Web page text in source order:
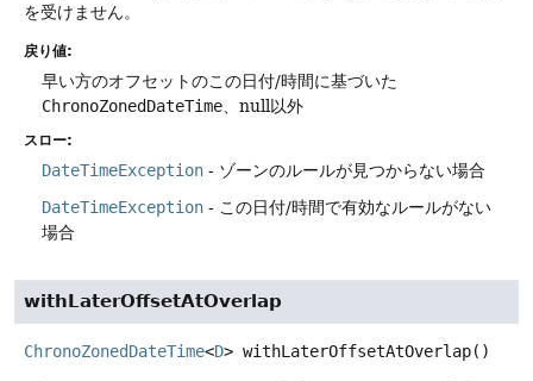
を受けません。
戻り値:
早い方のオフセットのこの日付/時間に基づいた
ChronoZonedDateTime、null以外
スロー:
DateTimeException - ゾーンのルールが見つからない場合
DateTimeException - この日付/時間で有効なルールがない
場合
withLaterOffsetAtOverlap
ChronoZonedDateTime<D> withLaterOffsetAtOverlap()